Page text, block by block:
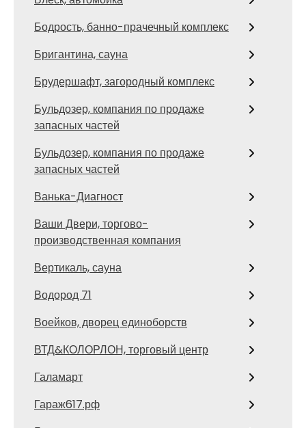
Бодрость, банно-прачечный комплекс
Бригантина, сауна
Брудершафт, загородный комплекс
Бульдозер, компания по продаже
запасных частей
Бульдозер, компания по продаже
запасных частей
Ванька-Диагност
Ваши Двери, торгово-
производственная компания
Вертикаль, сауна
Водород 71
Воейков, дворец единоборств
ВТД&КОЛОРЛОН, торговый центр
Галамарт
Гараж617.рф